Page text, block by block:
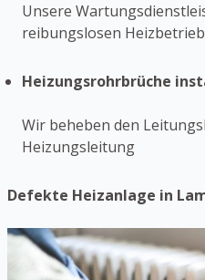
Unsere
reibungslosen Heizbetrieb
Heizungsrohrbrüche
Wir beheben den
Heizungsleitung
Defekte Heizanlage in